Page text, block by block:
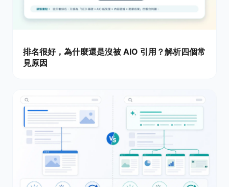
排名很好，為什麼還是沒被 AIO 引用？解析四個常
見原因